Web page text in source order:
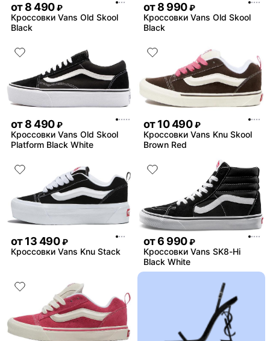
от8 490 ₽
Кроссовки Vans Old Skool
Black
от8 990 ₽
Кроссовки Vans Old Skool
Black
от8 490 ₽
Кроссовки Vans Old Skool
Platform Black White
от10 490 ₽
Кроссовки Vans Knu Skool
Brown Red
от13 490 ₽
Кроссовки Vans Knu Stack
от6 990 ₽
Кроссовки Vans SK8-Hi
Black White